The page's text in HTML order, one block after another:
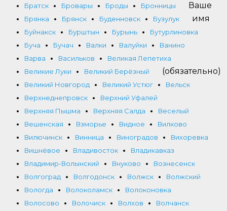
Братск
Бровары Броды
Бронницы
Брянка
Брянск Буденновск
Бузулук
Буйнакск
Бурштын Бурынь
Бутурлиновка
Буча
Бучач Валки Валуйки
Ванино
Варва
Васильков
Великая Лепетиха
Великие Луки
Великий Берёзный
Великий Новгород
Великий Устюг
Вельск
Верхнеднепровск
Верхний Уфалей
Верхняя Пышма
Верхняя Салда
Веселый
Вешенская
Взморье Видное
Вилково
Вилючинск
Винница Виноградов
Вихоревка
Вишнёвое
Владивосток
Владикавказ
Владимир-Волынский
Внуково
Вознесенск
Волгоград
Волгодонск Волжск
Волжский
Вологда
Волоколамск
Волоконовка
Волосово
Волочиск Волхов
Волчанск
Ваше
имя
(обязательно)